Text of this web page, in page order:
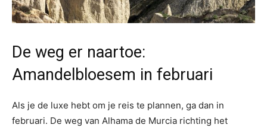
De weg er naartoe:
Amandelbloesem in februari
Als je de luxe hebt om je reis te plannen, ga dan in
februari. De weg van Alhama de Murcia richting het